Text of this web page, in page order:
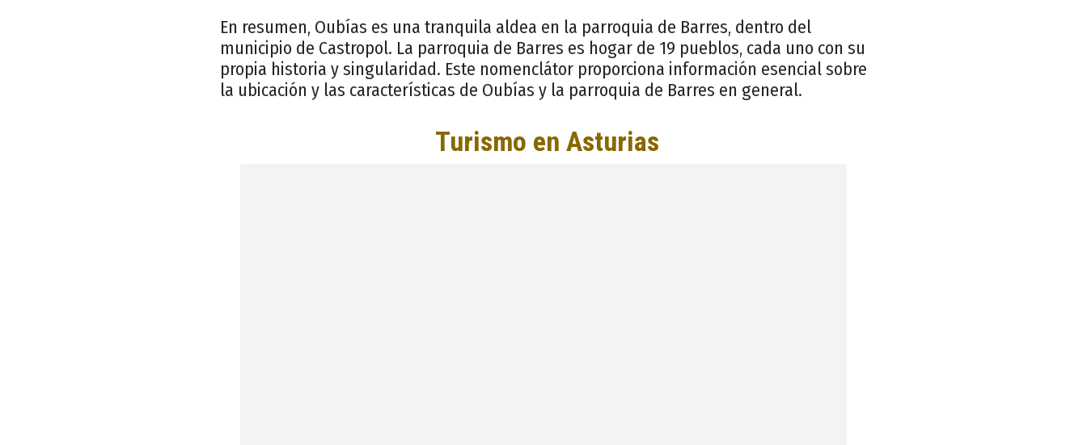
En resumen, Oubías es una tranquila aldea en la parroquia de Barres, dentro del
municipio de Castropol. La parroquia de Barres es hogar de 19 pueblos, cada uno con su
propia historia y singularidad. Este nomenclátor proporciona información esencial sobre
la ubicación y las características de Oubías y la parroquia de Barres en general.